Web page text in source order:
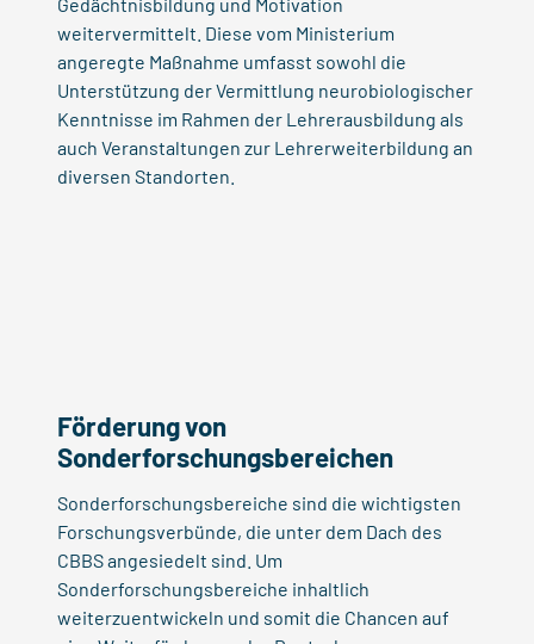
weitervermittelt. Diese vom Ministerium
angeregte Maßnahme umfasst sowohl die
Unterstützung der Vermittlung neurobiologischer
Kenntnisse im Rahmen der Lehrerausbildung als
auch Veranstaltungen zur Lehrerweiterbildung an
diversen Standorten.
Förderung von
Sonderforschungsbereichen
Sonderforschungsbereiche sind die wichtigsten
Forschungsverbünde, die unter dem Dach des
CBBS angesiedelt sind. Um
Sonderforschungsbereiche inhaltlich
weiterzuentwickeln und somit die Chancen auf